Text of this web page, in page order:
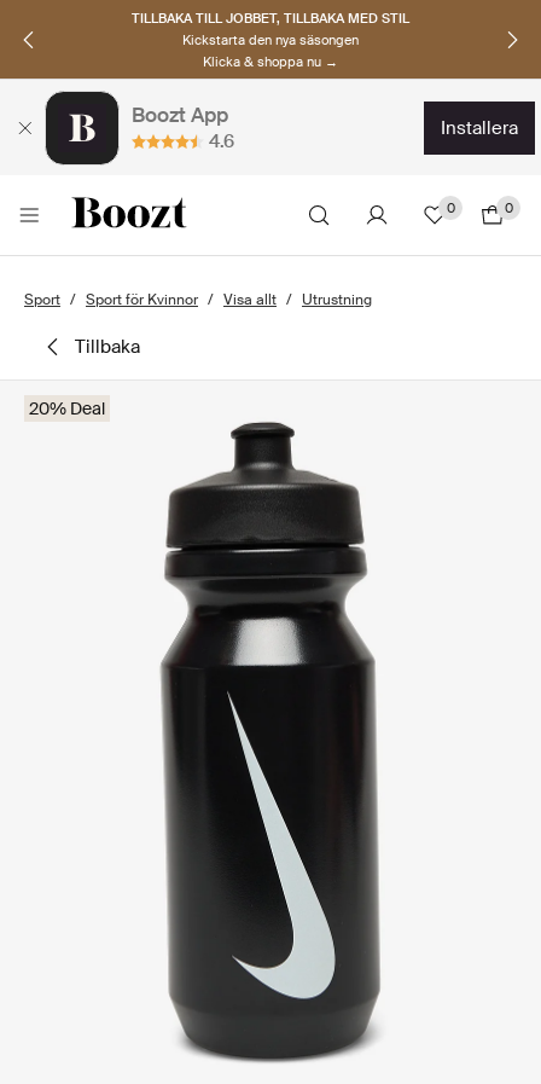
TILLBAKA TILL JOBBET, TILLBAKA MED STIL
Kickstarta den nya säsongen
Klicka & shoppa nu →
Boozt App
4.6
installera
0 0
Sport Sport för Kvinnor Visa allt Utrustning
tillbaka
20% Deal